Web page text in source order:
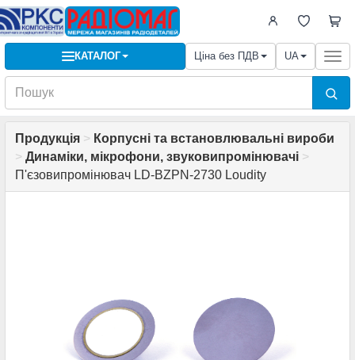
КАТАЛОГ Ціна без ПДВ UA
Продукція > Корпусні та встановлювальні вироби
> Динаміки, мікрофони, звуковипромінювачі >
П'єзовипромінювач LD-BZPN-2730 Loudity